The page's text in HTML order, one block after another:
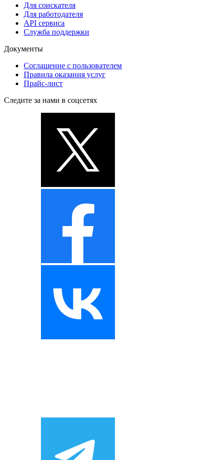
Для соискателя
Для работодателя
API сервиса
Служба поддержки
Документы
Соглашение с пользователем
Правила оказания услуг
Прайс-лист
Следите за нами в соцсетях